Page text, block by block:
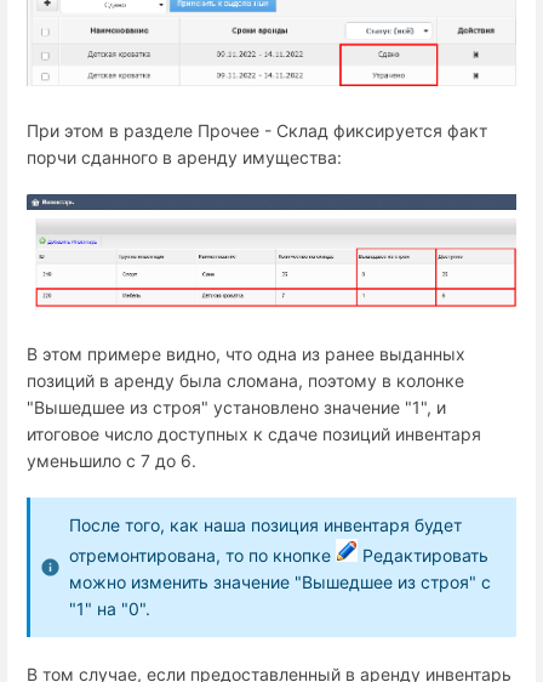
При этом в разделе Прочее - Склад фиксируется факт
порчи сданного в аренду имущества:
В этом примере видно, что одна из ранее выданных
позиций в аренду была сломана, поэтому в колонке
"Вышедшее из строя" установлено значение "1", и
итоговое число доступных к сдаче позиций инвентаря
уменьшило с 7 до 6.
После того, как наша позиция инвентаря будет
отремонтирована, то по кнопке
Редактировать
можно изменить значение "Вышедшее из строя" с
"1" на "0".
В том случае, если предоставленный в аренду инвентарь